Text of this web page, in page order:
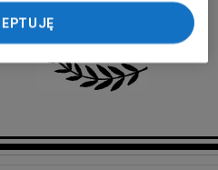
dot. plików cookie,
do zarządzania Twoimi
danych poprzez
w stopce serwisu i
zaawansowane”.
S.A. możemy